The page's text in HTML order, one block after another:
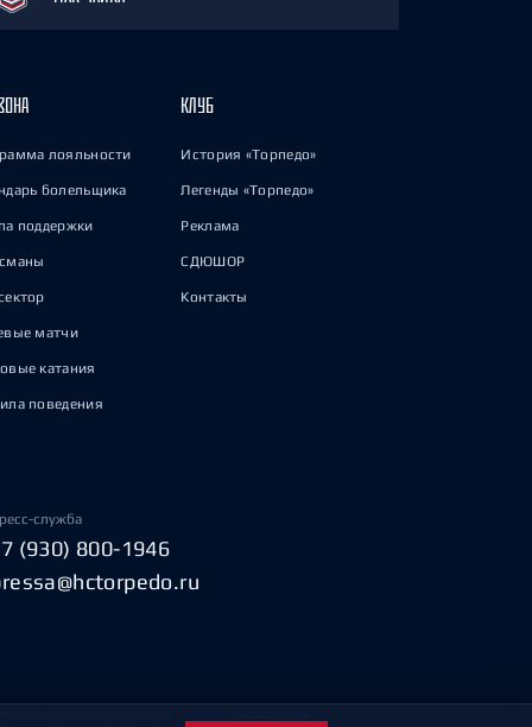
лояльности
болельщика
поддержки
матчи
катания
поведения
КЛУБ
История «Торпедо»
Легенды «Торпедо»
Реклама
СДЮШОР
Контакты
служба
(930) 800-1946